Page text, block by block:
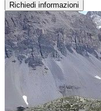
Richiedi informazioni